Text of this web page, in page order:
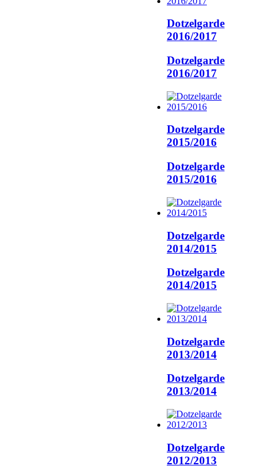
Dotzelgarde
2016/2017
Dotzelgarde
2016/2017
Dotzelgarde
2015/2016
Dotzelgarde
2015/2016
Dotzelgarde
2014/2015
Dotzelgarde
2014/2015
Dotzelgarde
2013/2014
Dotzelgarde
2013/2014
Dotzelgarde
2012/2013